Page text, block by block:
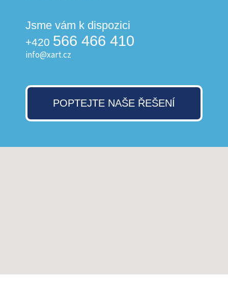
Jsme vám k dispozici
+420 566 466 410
info@xart.cz
POPTEJTE NAŠE ŘEŠENÍ